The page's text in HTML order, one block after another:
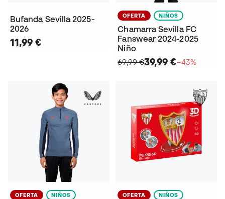
Bufanda Sevilla 2025-
2026
11,99 €
OFERTA NIÑOS
Chamarra Sevilla FC
Fanswear 2024-2025
Niño
69,99 €39,99 €−43%
OFERTA NIÑOS OFERTA NIÑOS